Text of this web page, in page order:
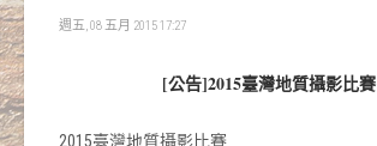
週五, 08 五月 2015 17:27
[公告]2015臺灣地質攝影比賽
2015臺灣地質攝影比賽